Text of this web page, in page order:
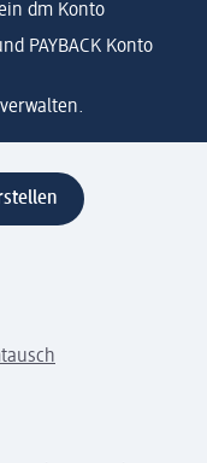
dm Konto
PAYBACK Konto